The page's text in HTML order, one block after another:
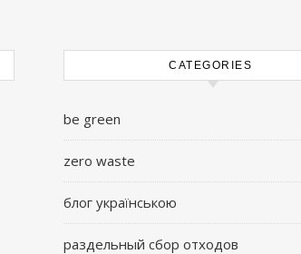
CATEGORIES
be green
zero waste
блог українською
раздельный сбор отходов